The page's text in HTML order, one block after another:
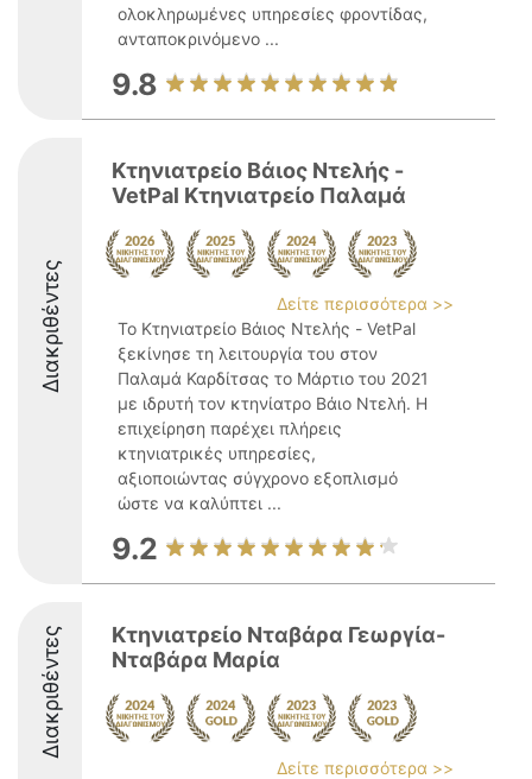
ολοκληρωμένες υπηρεσίες φροντίδας,
ανταποκρινόμενο ...
9.8
Διακριθέντες
Κτηνιατρείο Βάιος Ντελής -
VetPal Κτηνιατρείο Παλαμά
Δείτε περισσότερα >>
Το Κτηνιατρείο Βάιος Ντελής - VetPal
ξεκίνησε τη λειτουργία του στον
Παλαμά Καρδίτσας το Μάρτιο του 2021
με ιδρυτή τον κτηνίατρο Βάιο Ντελή. Η
επιχείρηση παρέχει πλήρεις
κτηνιατρικές υπηρεσίες,
αξιοποιώντας σύγχρονο εξοπλισμό
ώστε να καλύπτει ...
9.2
Διακριθέντες
Κτηνιατρείο Νταβάρα Γεωργία-
Νταβάρα Μαρία
Δείτε περισσότερα >>